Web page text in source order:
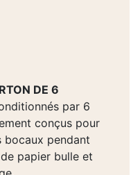
DE 6
par 6
conçus pour
pendant
papier bulle et